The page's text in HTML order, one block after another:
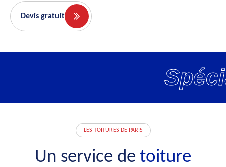
Devis gratuit
LES TOITURES DE PARIS
Un service de toiture